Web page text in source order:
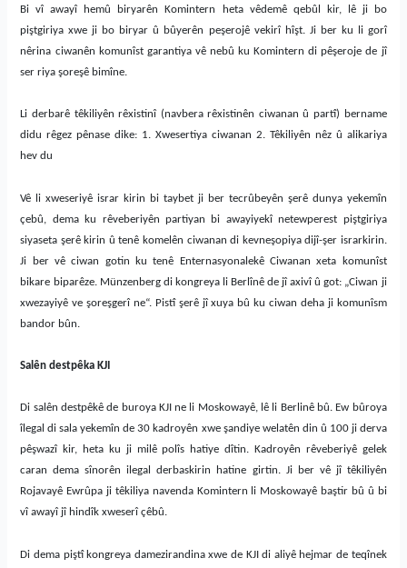
Bi vî awayî hemû biryarên Komintern heta vêdemê qebûl kir, lê ji bo
piştgiriya xwe ji bo biryar û bûyerên peşerojê vekirî hîşt. Ji ber ku li gorî
nêrina ciwanên komunîst garantiya vê nebû ku Komintern di pêşeroje de jî
ser riya şoreşê bimîne.
Li derbarê têkiliyên rêxistinî (navbera rêxistinên ciwanan û partî) bername
didu rêgez pênase dike: 1. Xwesertiya ciwanan 2. Têkiliyên nêz û alikariya
hev du
Vê li xweseriyê israr kirin bi taybet ji ber tecrûbeyên şerê dunya yekemîn
çebû, dema ku rêveberiyên partiyan bi awayiyekî netewperest piştgiriya
siyaseta şerê kirin û tenê komelên ciwanan di kevneşopiya dijî-şer israrkirin.
Ji ber vê ciwan gotin ku tenê Enternasyonalekê Ciwanan xeta komunîst
bikare biparêze. Münzenberg di kongreya li Berlînê de jî axivî û got: „Ciwan ji
xwezayiyê ve şoreşgerî ne“. Pistî şerê jî xuya bû ku ciwan deha ji komunîsm
bandor bûn.
Salên destpêka KJI
Di salên destpêkê de buroya KJI ne li Moskowayê, lê li Berlinê bû. Ew bûroya
îlegal di sala yekemîn de 30 kadroyên xwe şandiye welatên din û 100 ji derva
pêşwazî kir, heta ku ji milê polîs hatiye dîtin. Kadroyên rêveberiyê gelek
caran dema sînorên ilegal derbaskirin hatine girtin. Ji ber vê jî têkiliyên
Rojavayê Ewrûpa ji têkiliya navenda Komintern li Moskowayê baştir bû û bi
vî awayî jî hindîk xweserî çêbû.
Di dema piştî kongreya damezirandina xwe de KJI di aliyê hejmar de teqînek